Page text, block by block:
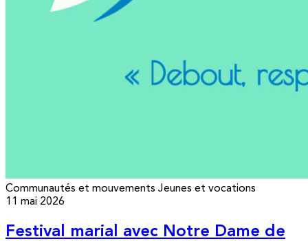
Communautés et mouvements Jeunes et vocations
11 mai 2026
Festival marial avec Notre Dame de